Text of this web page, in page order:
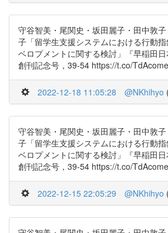
守谷智美・尾関史・坂田麗子・田中敦
子「留学生支援システムにおける行動
ベロプメントに関する検討」『早稲田日
創刊記念号，39-54 https://t.co/
2022-12-18 11:05:28 @NKhihyo (
守谷智美・尾関史・坂田麗子・田中敦
子「留学生支援システムにおける行動
ベロプメントに関する検討」『早稲田日
創刊記念号，39-54 https://t.co/
2022-12-15 22:05:29 @NKhihyo (